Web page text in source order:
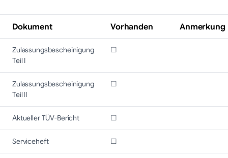
Dokument Vorhanden Anmerkung
Zulassungsbescheinigung
Teil I
☐
Zulassungsbescheinigung
Teil II
☐
Aktueller TÜV-Bericht
☐
Serviceheft
☐